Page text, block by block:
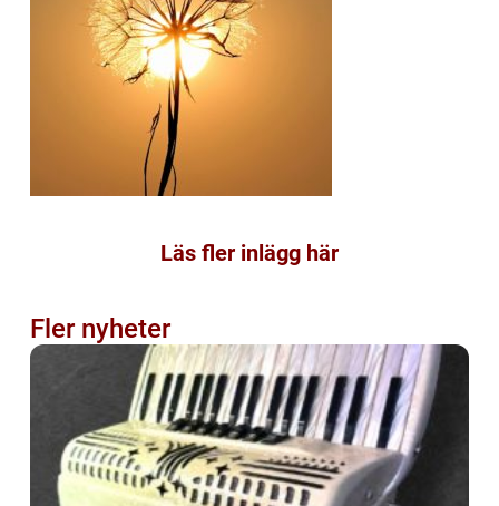
Läs fler inlägg här
Fler nyheter